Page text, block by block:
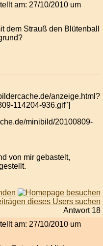
am: 27/10/2010 um
dem Strauß den Blütenball
anzeige.html?
114204-936.gif"]
von mir gebastelt,
Antwort 18
am: 27/10/2010 um